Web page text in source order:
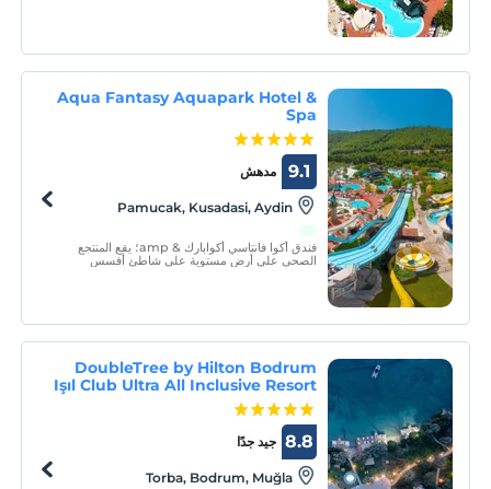
Aqua Fantasy Aquapark Hotel &
Spa
مدهش 9.1
Pamucak, Kusadasi, Aydin
فندق أكوا فانتاسي أكوابارك & amp؛ يقع المنتجع
الصحي على أرض مستوية على شاطئ أفسس
DoubleTree by Hilton Bodrum
Işıl Club Ultra All Inclusive Resort
جيد جدًا 8.8
Torba, Bodrum, Muğla